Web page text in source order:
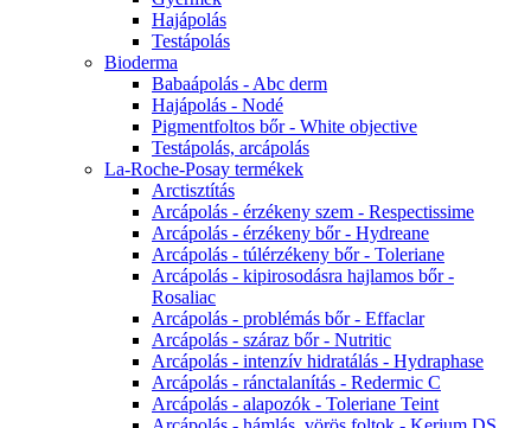
Hajápolás
Testápolás
Bioderma
Babaápolás - Abc derm
Hajápolás - Nodé
Pigmentfoltos bőr - White objective
Testápolás, arcápolás
La-Roche-Posay termékek
Arctisztítás
Arcápolás - érzékeny szem - Respectissime
Arcápolás - érzékeny bőr - Hydreane
Arcápolás - túlérzékeny bőr - Toleriane
Arcápolás - kipirosodásra hajlamos bőr -
Rosaliac
Arcápolás - problémás bőr - Effaclar
Arcápolás - száraz bőr - Nutritic
Arcápolás - intenzív hidratálás - Hydraphase
Arcápolás - ránctalanítás - Redermic C
Arcápolás - alapozók - Toleriane Teint